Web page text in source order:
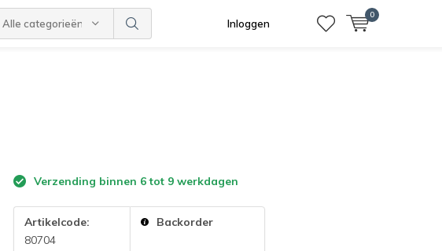
Alle categorieën Inloggen
0
Verzending binnen 6 tot 9 werkdagen
Artikelcode:
80704
Backorder